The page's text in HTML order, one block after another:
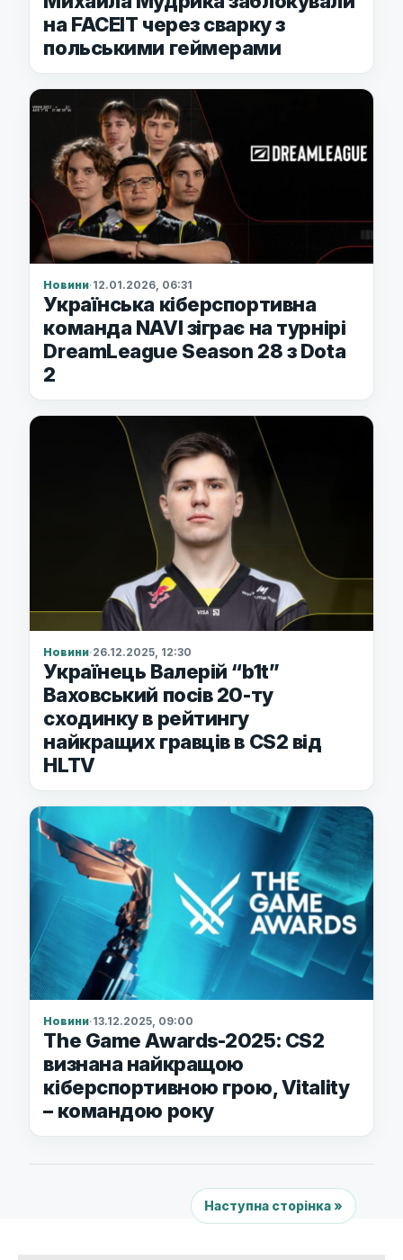
на FACEIT через сварку з
польськими геймерами
Новини·12.01.2026, 06:31
Українська кіберспортивна
команда NAVI зіграє на турнірі
DreamLeague Season 28 з Dota
2
Новини·26.12.2025, 12:30
Українець Валерій “b1t”
Ваховський посів 20-ту
сходинку в рейтингу
найкращих гравців в CS2 від
HLTV
Новини·13.12.2025, 09:00
The Game Awards-2025: CS2
визнана найкращою
кіберспортивною грою, Vitality
– командою року
Наступна сторінка »